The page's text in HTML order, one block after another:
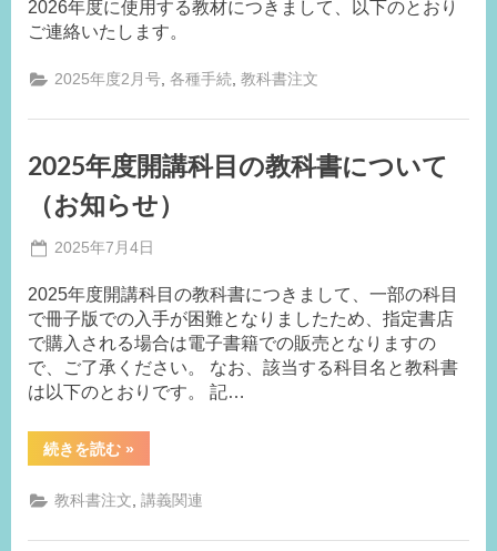
務
局
2026年度に使用する教材につきまして、以下のとおり
ご連絡いたします。
2025年度2月号 各種手続 ,教科書注文
2025年度開講科目の教科書について
（お知らせ）
Posted
2025年7月4日
務
局
K.I
2025年度開講科目の教科書につきまして、一部の科目
で冊子版での入手が困難となりましたため、指定書店
で購入される場合は電子書籍での販売となりますの
で、ご了承ください。 なお、該当する科目名と教科書
は以下のとおりです。 記…
続きを読む“2025
年
開
講
目
»
教科書注文 ,講義関連